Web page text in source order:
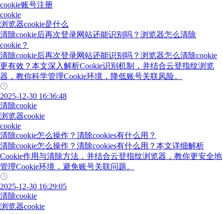
cookie账号注册
cookie
浏览器cookie是什么
清除cookie后再次登录网站还能识别吗？浏览器怎么清除
cookie？
清除cookie后再次登录网站还能识别吗？浏览器怎么清除cookie
更有效？本文深入解析Cookie识别机制，并结合云登指纹浏览
器，教你科学管理Cookie环境，降低账号关联风险。
2025-12-30 16:36:48
清除cookie
浏览器cookie
cookie
清除cookie怎么操作？清除cookies有什么用？
清除cookie怎么操作？清除cookies有什么用？本文详细解析
Cookie作用与清除方法，并结合云登指纹浏览器，教你更安全地
管理Cookie环境，避免账号关联问题。
2025-12-30 16:29:05
清除cookie
浏览器cookie